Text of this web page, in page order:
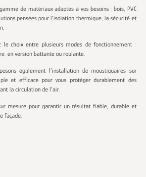
de matériaux adaptés à vos besoins : bois, PVC
pensées pour l’isolation thermique, la sécurité et
le choix entre plusieurs modes de fonctionnement :
en version battante ou roulante.
également l’installation de moustiquaires sur
et efficace pour vous protéger durablement des
la circulation de l’air.
mesure pour garantir un résultat fiable, durable et
façade.